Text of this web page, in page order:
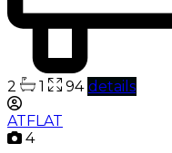
2 1 94 details
ATFLAT
4